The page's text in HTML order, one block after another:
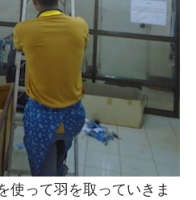
使って羽を取っていきま